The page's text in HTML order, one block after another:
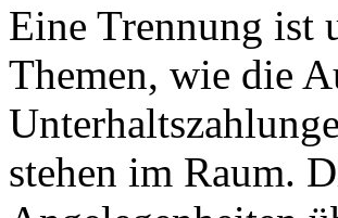
Eine Trennung ist
Themen, wie die
stehen im Raum.